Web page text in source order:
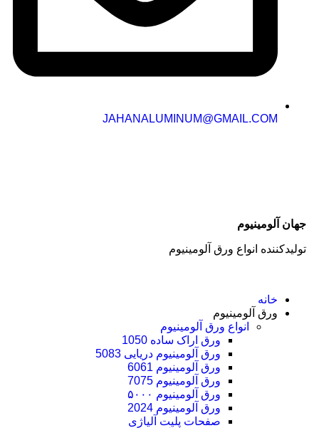
JAHANALUMINUM@GMAIL.COM
جهان آلومینیوم
تولیدکننده انواع ورق آلومینیوم
خانه
ورق آلومینیوم
انواع ورق آلومینیوم
ورق اراک ساده 1050
ورق آلومینیوم دریایی 5083
ورق آلومینیوم 6061
ورق آلومینیوم 7075
ورق آلومینیوم ۵۰۰۰
ورق آلومینیوم 2024
صفحات پلیت آلیاژی